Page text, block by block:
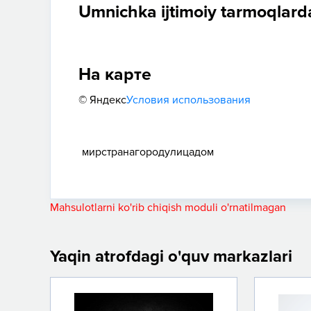
Umnichka ijtimoiy
На карте
© ЯндексУсловия использования
мирстранагородулицадом
Mahsulotlarni ko'rib chiqish moduli o'rnatilmagan
Yaqin atrofdagi o'quv markazlari